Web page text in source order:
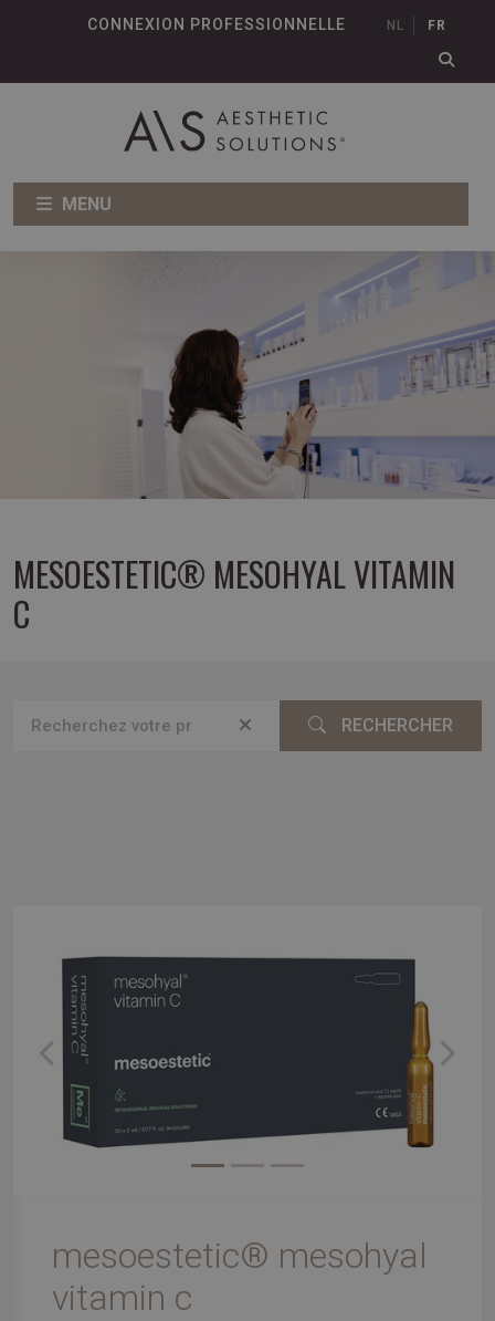
CONNEXION PROFESSIONNELLE NL FR
MENU
MESOESTETIC® MESOHYAL VITAMIN
C
RECHERCHER
Previous Next
mesoestetic® mesohyal
vitamin c